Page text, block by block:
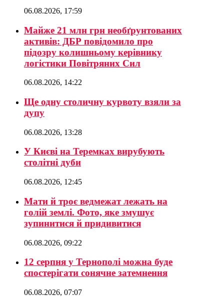
06.08.2026, 17:59
Майже 21 млн грн необґрунтованих
активів: ДБР повідомило про
підозру колишньому керівнику
логістики Повітряних Сил
06.08.2026, 14:22
Ще одну столичну курвоту взяли за
дупу
06.08.2026, 13:28
У Києві на Теремках вирубують
столітні дуби
06.08.2026, 12:45
Мати й троє ведмежат лежать на
голій землі. Фото, яке змушує
зупинитися й придивитися
06.08.2026, 09:22
12 серпня у Тернополі можна буде
спостерігати сонячне затемнення
06.08.2026, 07:07